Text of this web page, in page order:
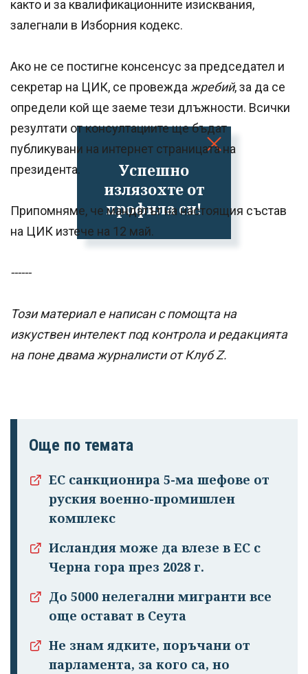
Успешно
излязохте от
профила си!
както и за квалификационните изисквания,
залегнали в Изборния кодекс.
Ако не се постигне консенсус за председател и
секретар на ЦИК, се провежда жребий, за да се
определи кой ще заеме тези длъжности. Всички
резултати от консултациите ще бъдат
публикувани на интернет страницата на
президента.
Припомняме, че мандатът на настоящия състав
на ЦИК изтече на 12 май.
------
Този материал е написан с помощта на
изкуствен интелект под контрола и редакцията
на поне двама журналисти от Клуб Z.
Още по темата
ЕС санкционира 5-ма шефове от
руския военно-промишлен
комплекс
Исландия може да влезе в ЕС с
Черна гора през 2028 г.
До 5000 нелегални мигранти все
още остават в Сеута
Не знам ядките, поръчани от
парламента, за кого са, но